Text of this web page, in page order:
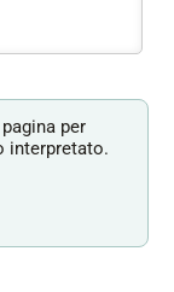
per
interpretato.